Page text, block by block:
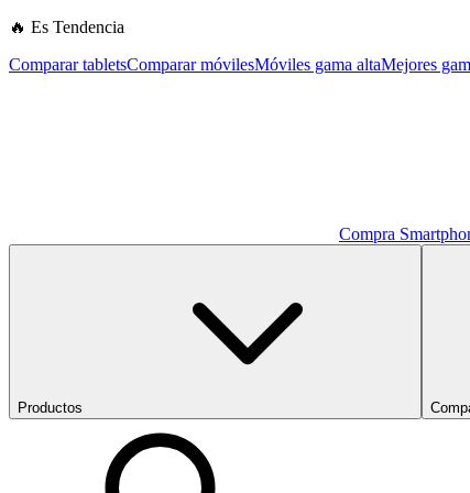
🔥 Es Tendencia
Comparar tabletsComparar móvilesMóviles gama altaMejores
Compra
Productos